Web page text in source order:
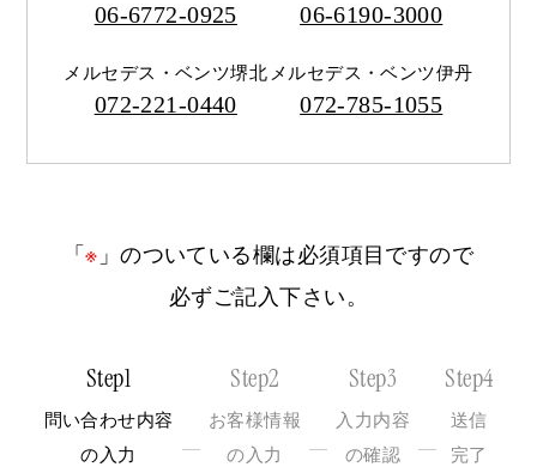
06-6772-0925 06-6190-3000
メルセデス・ベンツ堺北
072-221-0440
メルセデス・ベンツ伊丹
072-785-1055
「※ 」のついている欄は必須項目ですので
必ずご記入下さい。
Step1
問い合わせ内容
の入力
Step2
お客様情報
の入力
Step3
入力内容
の確認
Step4
送信
完了